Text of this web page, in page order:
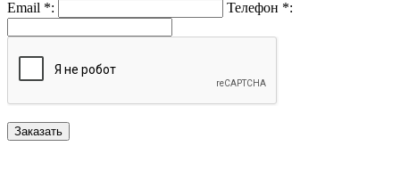
Email *: Телефон *: